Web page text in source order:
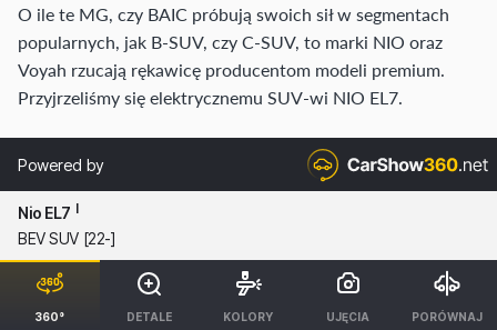
O ile te MG, czy BAIC próbują swoich sił w segmentach
popularnych, jak B-SUV, czy C-SUV, to marki NIO oraz
Voyah rzucają rękawicę producentom modeli premium.
Przyjrzeliśmy się elektrycznemu SUV-wi NIO EL7.